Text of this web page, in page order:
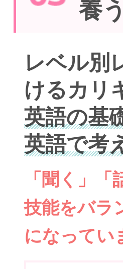
養
レベル別
けるカリ
英語の基
英語で考
「聞く」
技能をバラ
になってい